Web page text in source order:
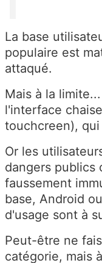
La base
populaire est
attaqué.
Mais à la
l'interface
touchcreen), qui
Or les
dangers publics
faussement
base, Android
d'usage sont à
Peut-être ne
catégorie, mais